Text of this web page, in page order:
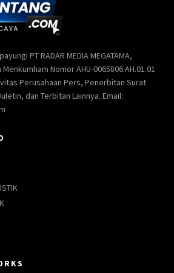
PT RADAR MEDIA MEGATAMA,
Nomor AHU-0065806.AH.01.01
Perusahaan Pers, Penerbitan Surat
dan Terbitan Lainnya. Email: